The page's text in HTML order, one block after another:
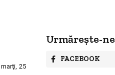
25
Urmărește-ne
FACEBOOK